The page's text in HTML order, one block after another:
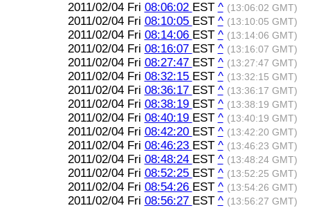
2011/02/04 Fri 08:06:02 EST ^ (13:06:02 GMT)
2011/02/04 Fri 08:10:05 EST ^ (13:10:05 GMT)
2011/02/04 Fri 08:14:06 EST ^ (13:14:06 GMT)
2011/02/04 Fri 08:16:07 EST ^ (13:16:07 GMT)
2011/02/04 Fri 08:27:47 EST ^ (13:27:47 GMT)
2011/02/04 Fri 08:32:15 EST ^ (13:32:15 GMT)
2011/02/04 Fri 08:36:17 EST ^ (13:36:17 GMT)
2011/02/04 Fri 08:38:19 EST ^ (13:38:19 GMT)
2011/02/04 Fri 08:40:19 EST ^ (13:40:19 GMT)
2011/02/04 Fri 08:42:20 EST ^ (13:42:20 GMT)
2011/02/04 Fri 08:46:23 EST ^ (13:46:23 GMT)
2011/02/04 Fri 08:48:24 EST ^ (13:48:24 GMT)
2011/02/04 Fri 08:52:25 EST ^ (13:52:25 GMT)
2011/02/04 Fri 08:54:26 EST ^ (13:54:26 GMT)
2011/02/04 Fri 08:56:27 EST ^ (13:56:27 GMT)